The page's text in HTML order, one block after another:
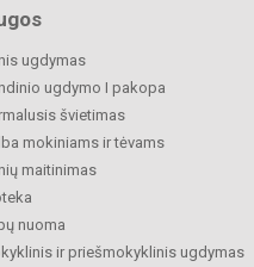
ugdymas
ugdymo I pakopa
švietimas
mokiniams ir tėvams
maitinimas
nuoma
ir priešmokyklinis ugdymas